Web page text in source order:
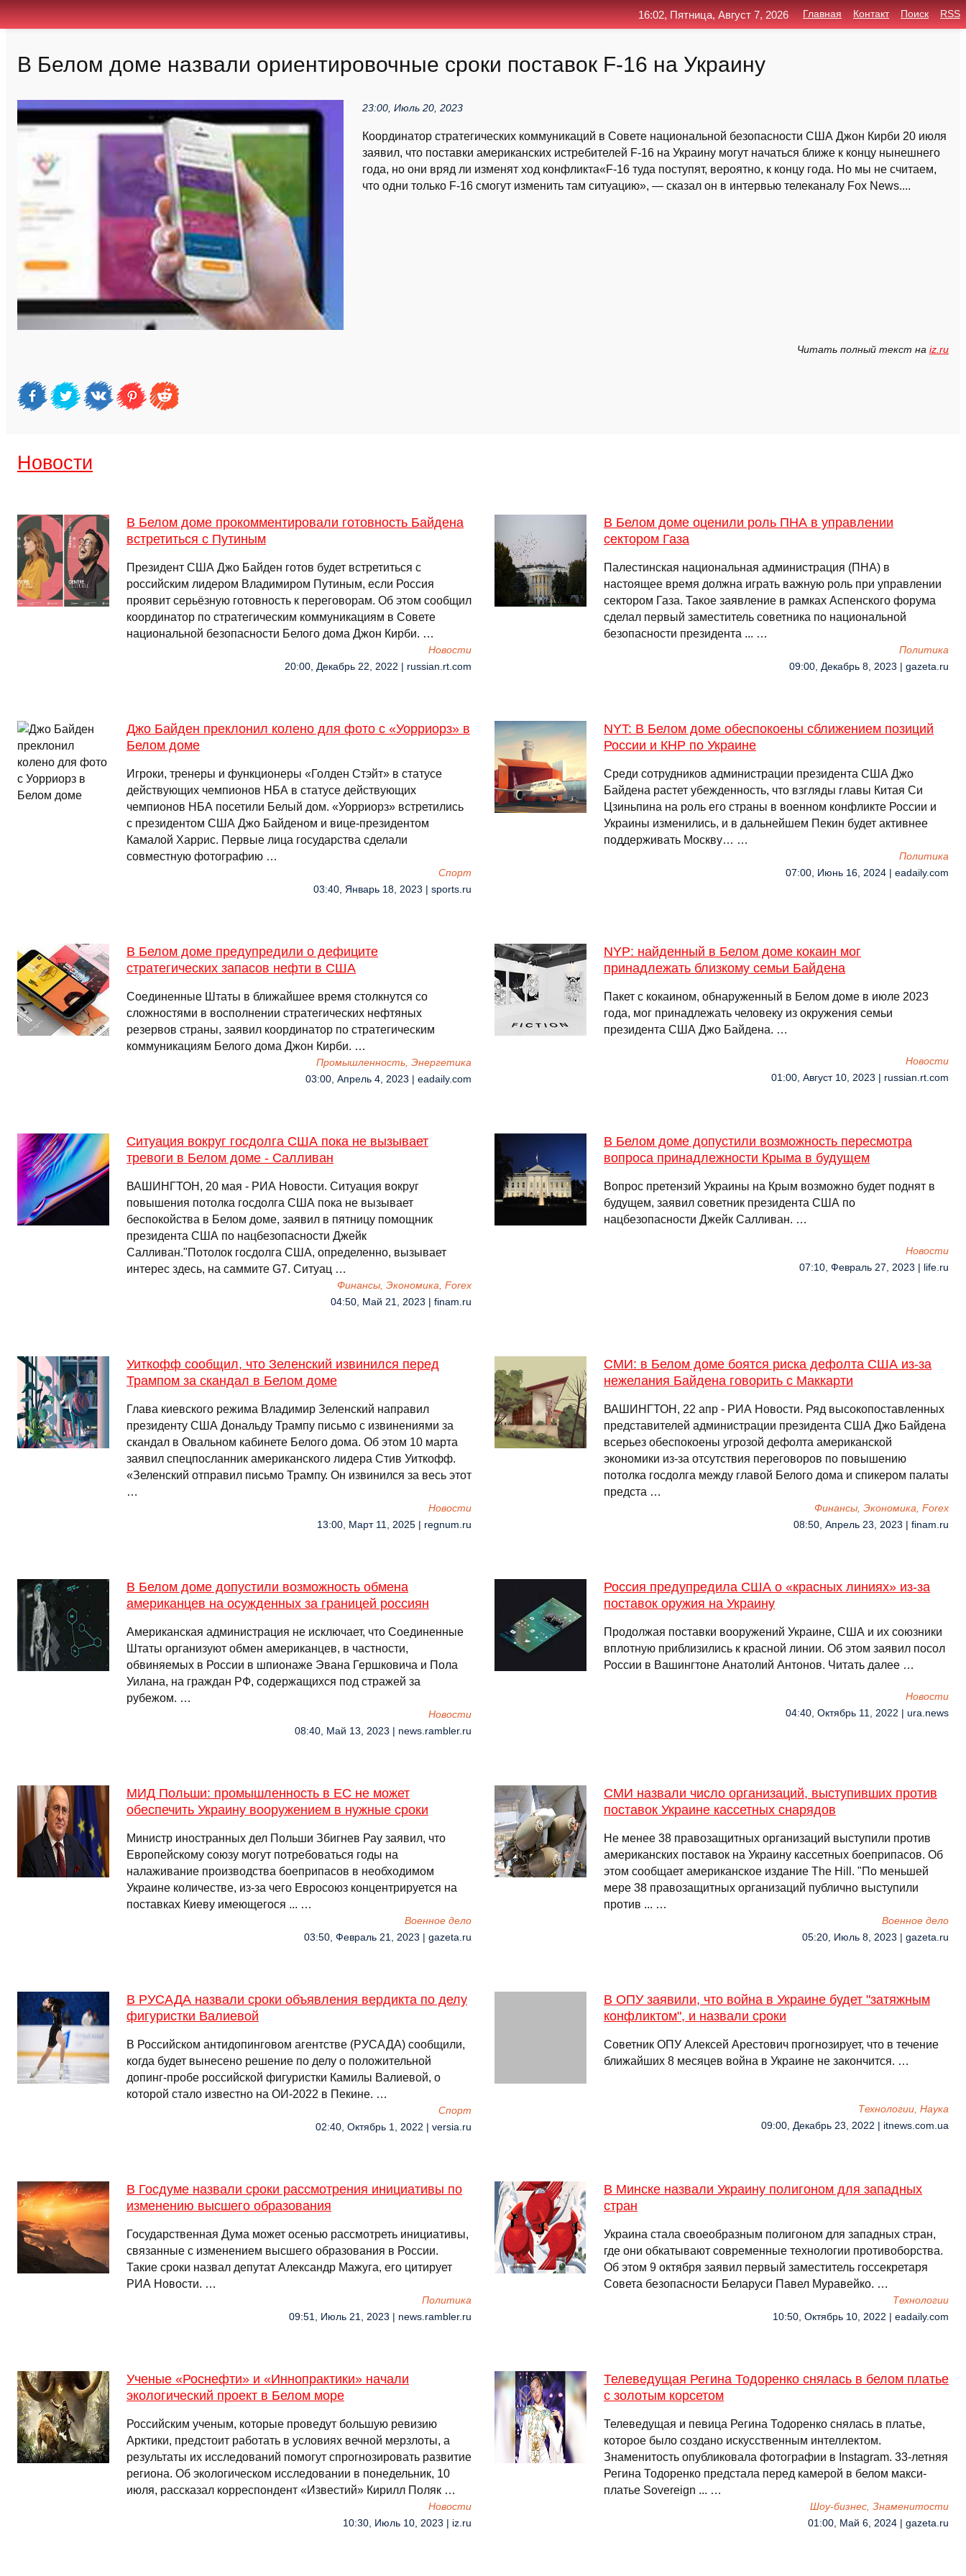
В Белом доме назвали ориентировочные сроки поставок F-16 на Украину
23:00, Июль 20, 2023
Координатор стратегических коммуникаций в Совете национальной безопасности США Джон Кирби 20 июля
заявил, что поставки американских истребителей F-16 на Украину могут начаться ближе к концу нынешнего
года, но они вряд ли изменят ход конфликта«F-16 туда поступят, вероятно, к концу года. Но мы не считаем,
что одни только F-16 смогут изменить там ситуацию», — сказал он в интервью телеканалу Fox News....
Читать полный текст на iz.ru
Новости
В Белом доме прокомментировали готовность Байдена
встретиться с Путиным
Президент США Джо Байден готов будет встретиться с
российским лидером Владимиром Путиным, если Россия
проявит серьёзную готовность к переговорам. Об этом сообщил
координатор по стратегическим коммуникациям в Совете
национальной безопасности Белого дома Джон Кирби. …
Новости
20:00, Декабрь 22, 2022 | russian.rt.com
В Белом доме оценили роль ПНА в управлении
сектором Газа
Палестинская национальная администрация (ПНА) в
настоящее время должна играть важную роль при управлении
сектором Газа. Такое заявление в рамках Аспенского форума
сделал первый заместитель советника по национальной
безопасности президента ... …
Политика
09:00, Декабрь 8, 2023 | gazeta.ru
Джо Байден преклонил колено для фото с «Уорриорз» в
Белом доме
Игроки, тренеры и функционеры «Голден Стэйт» в статусе
действующих чемпионов НБА в статусе действующих
чемпионов НБА посетили Белый дом. «Уорриорз» встретились
с президентом США Джо Байденом и вице-президентом
Камалой Харрис. Первые лица государства сделали
совместную фотографию …
Спорт
03:40, Январь 18, 2023 | sports.ru
NYT: В Белом доме обеспокоены сближением позиций
России и КНР по Украине
Среди сотрудников администрации президента США Джо
Байдена растет убежденность, что взгляды главы Китая Си
Цзиньпина на роль его страны в военном конфликте России и
Украины изменились, и в дальнейшем Пекин будет активнее
поддерживать Москву… …
Политика
07:00, Июнь 16, 2024 | eadaily.com
В Белом доме предупредили о дефиците
стратегических запасов нефти в США
Соединенные Штаты в ближайшее время столкнутся со
сложностями в восполнении стратегических нефтяных
резервов страны, заявил координатор по стратегическим
коммуникациям Белого дома Джон Кирби. …
Промышленность, Энергетика
03:00, Апрель 4, 2023 | eadaily.com
NYP: найденный в Белом доме кокаин мог
принадлежать близкому семьи Байдена
Пакет с кокаином, обнаруженный в Белом доме в июле 2023
года, мог принадлежать человеку из окружения семьи
президента США Джо Байдена. …
Новости
01:00, Август 10, 2023 | russian.rt.com
Ситуация вокруг госдолга США пока не вызывает
тревоги в Белом доме - Салливан
ВАШИНГТОН, 20 мая - РИА Новости. Ситуация вокруг
повышения потолка госдолга США пока не вызывает
беспокойства в Белом доме, заявил в пятницу помощник
президента США по нацбезопасности Джейк
Салливан."Потолок госдолга США, определенно, вызывает
интерес здесь, на саммите G7. Ситуац …
Финансы, Экономика, Forex
04:50, Май 21, 2023 | finam.ru
В Белом доме допустили возможность пересмотра
вопроса принадлежности Крыма в будущем
Вопрос претензий Украины на Крым возможно будет поднят в
будущем, заявил советник президента США по
нацбезопасности Джейк Салливан. …
Новости
07:10, Февраль 27, 2023 | life.ru
Уиткофф сообщил, что Зеленский извинился перед
Трампом за скандал в Белом доме
Глава киевского режима Владимир Зеленский направил
президенту США Дональду Трампу письмо с извинениями за
скандал в Овальном кабинете Белого дома. Об этом 10 марта
заявил спецпосланник американского лидера Стив Уиткофф.
«Зеленский отправил письмо Трампу. Он извинился за весь этот
…
Новости
13:00, Март 11, 2025 | regnum.ru
СМИ: в Белом доме боятся риска дефолта США из-за
нежелания Байдена говорить с Маккарти
ВАШИНГТОН, 22 апр - РИА Новости. Ряд высокопоставленных
представителей администрации президента США Джо Байдена
всерьез обеспокоены угрозой дефолта американской
экономики из-за отсутствия переговоров по повышению
потолка госдолга между главой Белого дома и спикером палаты
предста …
Финансы, Экономика, Forex
08:50, Апрель 23, 2023 | finam.ru
В Белом доме допустили возможность обмена
американцев на осужденных за границей россиян
Американская администрация не исключает, что Соединенные
Штаты организуют обмен американцев, в частности,
обвиняемых в России в шпионаже Эвана Гершковича и Пола
Уилана, на граждан РФ, содержащихся под стражей за
рубежом. …
Новости
08:40, Май 13, 2023 | news.rambler.ru
Россия предупредила США о «красных линиях» из-за
поставок оружия на Украину
Продолжая поставки вооружений Украине, США и их союзники
вплотную приблизились к красной линии. Об этом заявил посол
России в Вашингтоне Анатолий Антонов. Читать далее …
Новости
04:40, Октябрь 11, 2022 | ura.news
МИД Польши: промышленность в ЕС не может
обеспечить Украину вооружением в нужные сроки
Министр иностранных дел Польши Збигнев Рау заявил, что
Европейскому союзу могут потребоваться годы на
налаживание производства боеприпасов в необходимом
Украине количестве, из-за чего Евросоюз концентрируется на
поставках Киеву имеющегося ... …
Военное дело
03:50, Февраль 21, 2023 | gazeta.ru
СМИ назвали число организаций, выступивших против
поставок Украине кассетных снарядов
Не менее 38 правозащитных организаций выступили против
американских поставок на Украину кассетных боеприпасов. Об
этом сообщает американское издание The Hill. "По меньшей
мере 38 правозащитных организаций публично выступили
против ... …
Военное дело
05:20, Июль 8, 2023 | gazeta.ru
В РУСАДА назвали сроки объявления вердикта по делу
фигуристки Валиевой
В Российском антидопинговом агентстве (РУСАДА) сообщили,
когда будет вынесено решение по делу о положительной
допинг-пробе российской фигуристки Камилы Валиевой, о
которой стало известно на ОИ-2022 в Пекине. …
Спорт
02:40, Октябрь 1, 2022 | versia.ru
В ОПУ заявили, что война в Украине будет "затяжным
конфликтом", и назвали сроки
Советник ОПУ Алексей Арестович прогнозирует, что в течение
ближайших 8 месяцев война в Украине не закончится. …
Технологии, Наука
09:00, Декабрь 23, 2022 | itnews.com.ua
В Госдуме назвали сроки рассмотрения инициативы по
изменению высшего образования
Государственная Дума может осенью рассмотреть инициативы,
связанные с изменением высшего образования в России.
Такие сроки назвал депутат Александр Мажуга, его цитирует
РИА Новости. …
Политика
09:51, Июль 21, 2023 | news.rambler.ru
В Минске назвали Украину полигоном для западных
стран
Украина стала своеобразным полигоном для западных стран,
где они обкатывают современные технологии противоборства.
Об этом 9 октября заявил первый заместитель госсекретаря
Совета безопасности Беларуси Павел Муравейко. …
Технологии
10:50, Октябрь 10, 2022 | eadaily.com
Ученые «Роснефти» и «Иннопрактики» начали
экологический проект в Белом море
Российским ученым, которые проведут большую ревизию
Арктики, предстоит работать в условиях вечной мерзлоты, а
результаты их исследований помогут спрогнозировать развитие
региона. Об экологическом исследовании в понедельник, 10
июля, рассказал корреспондент «Известий» Кирилл Поляк …
Новости
10:30, Июль 10, 2023 | iz.ru
Телеведущая Регина Тодоренко снялась в белом платье
с золотым корсетом
Телеведущая и певица Регина Тодоренко снялась в платье,
которое было создано искусственным интеллектом.
Знаменитость опубликовала фотографии в Instagram. 33-летняя
Регина Тодоренко предстала перед камерой в белом макси-
платье Sovereign ... …
Шоу-бизнес, Знаменитости
01:00, Май 6, 2024 | gazeta.ru
16:02, Пятница, Август 7, 2026 Главная Контакт Поиск RSS